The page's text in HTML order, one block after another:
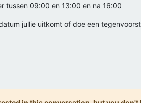
tussen 09:00 en 13:00 en na 16:00
jullie uitkomt of doe een